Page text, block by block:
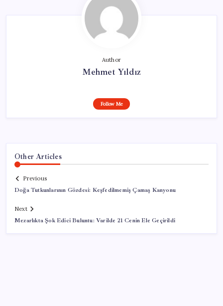
Author
Mehmet Yıldız
Follow Me
Other Articles
Previous
Doğa Tutkunlarının Gözdesi: Keşfedilmemiş Çamaş Kanyonu
Next
Mezarlıkta Şok Edici Buluntu: Varilde 21 Cenin Ele Geçirildi